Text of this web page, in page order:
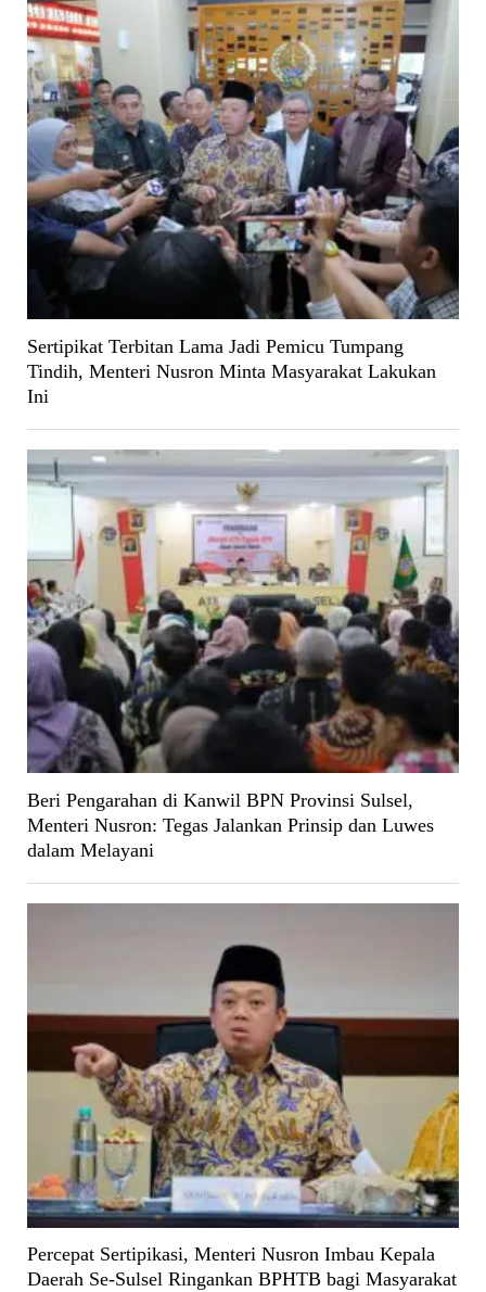
Sertipikat Terbitan Lama Jadi Pemicu Tumpang
Tindih, Menteri Nusron Minta Masyarakat Lakukan
Ini
Beri Pengarahan di Kanwil BPN Provinsi Sulsel,
Menteri Nusron: Tegas Jalankan Prinsip dan Luwes
dalam Melayani
Percepat Sertipikasi, Menteri Nusron Imbau Kepala
Daerah Se-Sulsel Ringankan BPHTB bagi Masyarakat